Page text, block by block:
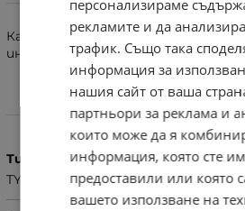
Качествен USB Кабел за
информация.
Тип
TYPE C - TYPE C
персонализираме
рекламите и да
трафик. Също така
информация за
нашия сайт от ваша
партньори за реклама и
които може да я
информация, която сте им
предоставили или която
вашето използване на